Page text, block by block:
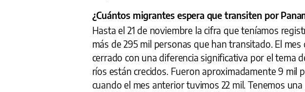
¿Cuántos migrantes espera que transiten por
Hasta el 21 de noviembre la cifra que teníamos
más de 295 mil personas que han transitado. El
cerrado con una diferencia significativa por el tema
ríos están crecidos. Fueron aproximadamente 9 mil
cuando el mes anterior tuvimos 22 mil. Tenemos una